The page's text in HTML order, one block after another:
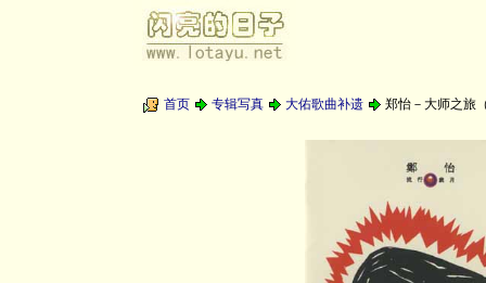
首页 专辑写真 大佑歌曲补遗 郑怡－大师之旅